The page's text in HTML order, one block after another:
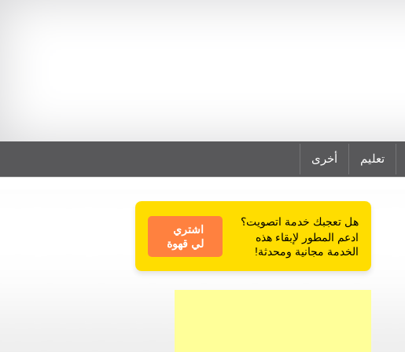
تعليم أخرى
هل تعجبك خدمة اتصويت؟
ادعم المطور لإبقاء هذه
الخدمة مجانية ومحدثة!
اشتري
لي قهوة